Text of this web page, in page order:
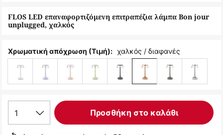
εικόνων
FLOS LED επαναφορτιζόμενη επιτραπέζια λάμπα Bon jour
unplugged, χαλκός
Χρωματική απόχρωση (Τιμή): χαλκός / διαφανές
1 Προσθήκη στο καλάθι